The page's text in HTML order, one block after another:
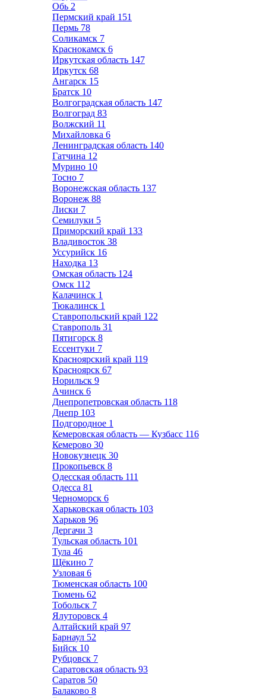
Обь 2
Пермский край 151
Пермь 78
Соликамск 7
Краснокамск 6
Иркутская область 147
Иркутск 68
Ангарск 15
Братск 10
Волгоградская область 147
Волгоград 83
Волжский 11
Михайловка 6
Ленинградская область 140
Гатчина 12
Мурино 10
Тосно 7
Воронежская область 137
Воронеж 88
Лиски 7
Семилуки 5
Приморский край 133
Владивосток 38
Уссурийск 16
Находка 13
Омская область 124
Омск 112
Калачинск 1
Тюкалинск 1
Ставропольский край 122
Ставрополь 31
Пятигорск 8
Ессентуки 7
Красноярский край 119
Красноярск 67
Норильск 9
Ачинск 6
Днепропетровская область 118
Днепр 103
Подгородное 1
Кемеровская область — Кузбасс 116
Кемерово 30
Новокузнецк 30
Прокопьевск 8
Одесская область 111
Одесса 81
Черноморск 6
Харьковская область 103
Харьков 96
Дергачи 3
Тульская область 101
Тула 46
Щёкино 7
Узловая 6
Тюменская область 100
Тюмень 62
Тобольск 7
Ялуторовск 4
Алтайский край 97
Барнаул 52
Бийск 10
Рубцовск 7
Саратовская область 93
Саратов 50
Балаково 8